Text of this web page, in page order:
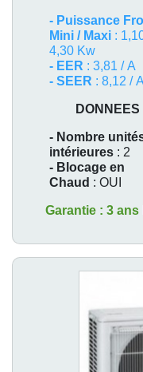
- Puissance
Mini / Maxi :
4,30 Kw
- EER : 3,81 / A
- SEER : 8,12 /
DONNEES
- Nombre
intérieures : 2
- Blocage en
Chaud : OUI
Garantie : 3